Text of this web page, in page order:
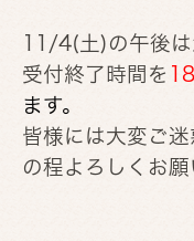
11/4(土)の午後
受付終了時間を
ます。
皆様には大変ご
の程よろしくお願